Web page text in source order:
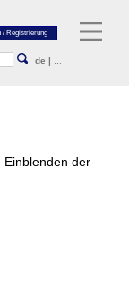
de |
Einblenden der